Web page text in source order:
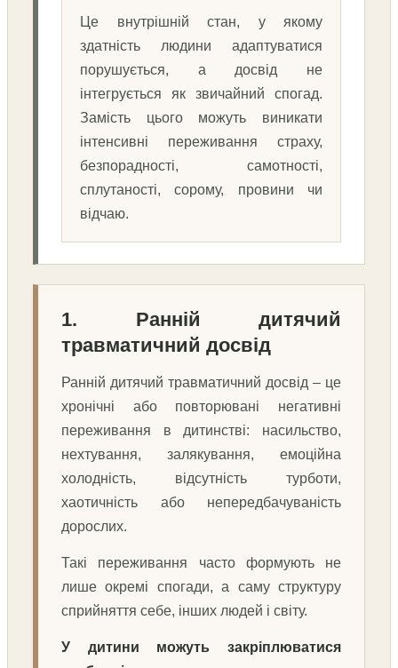
Це внутрішній стан, у якому
здатність людини адаптуватися
порушується, а досвід не
інтегрується як звичайний спогад.
Замість цього можуть виникати
інтенсивні переживання страху,
безпорадності, самотності,
сплутаності, сорому, провини чи
відчаю.
1. Ранній дитячий
травматичний досвід
Ранній дитячий травматичний досвід – це
хронічні або повторювані негативні
переживання в дитинстві: насильство,
нехтування, залякування, емоційна
холодність, відсутність турботи,
хаотичність або непередбачуваність
дорослих.
Такі переживання часто формують не
лише окремі спогади, а саму структуру
сприйняття себе, інших людей і світу.
У дитини можуть закріплюватися